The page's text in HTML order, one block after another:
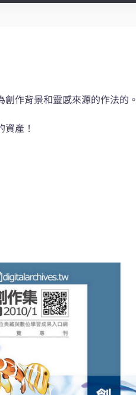
作背景和靈感來源的作法的。
產！